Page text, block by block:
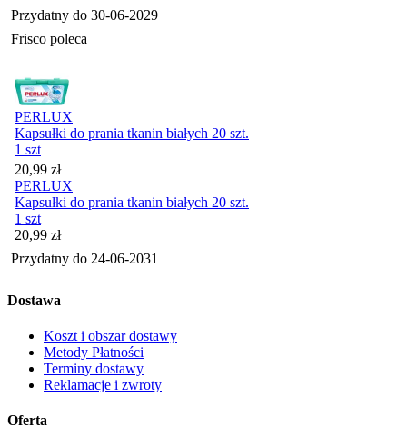
Przydatny do 30-06-2029
Frisco poleca
PERLUX
Kapsułki do prania tkanin białych 20 szt.
1 szt
Cena
20,99 zł
PERLUX
Kapsułki do prania tkanin białych 20 szt.
1 szt
Cena
20,99 zł
Przydatny do 24-06-2031
Dostawa
Koszt i obszar dostawy
Metody Płatności
Terminy dostawy
Reklamacje i zwroty
Oferta